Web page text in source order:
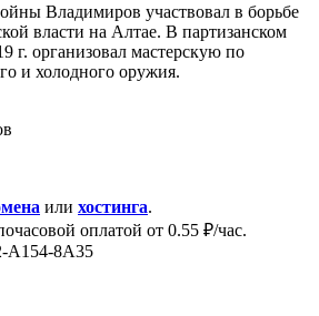
Владимиров участвовал в борьбе
власти на Алтае. В партизанском
г. организовал мастерскую по
и холодного оружия.
или хостинга.
оплатой от 0.55 ₽/час.
A154-8A35